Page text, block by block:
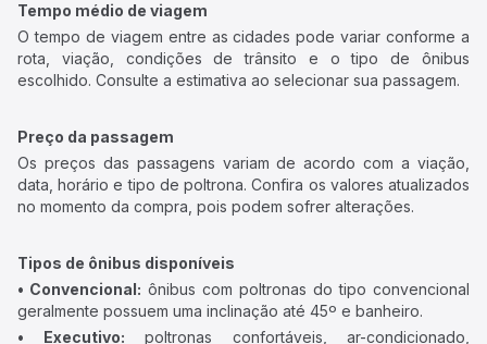
Tempo médio de viagem
O tempo de viagem entre as cidades pode variar conforme a
rota, viação, condições de trânsito e o tipo de ônibus
escolhido. Consulte a estimativa ao selecionar sua passagem.
Preço da passagem
Os preços das passagens variam de acordo com a viação,
data, horário e tipo de poltrona. Confira os valores atualizados
no momento da compra, pois podem sofrer alterações.
Tipos de ônibus disponíveis
• Convencional: ônibus com poltronas do tipo convencional
geralmente possuem uma inclinação até 45º e banheiro.
• Executivo: poltronas confortáveis, ar-condicionado,